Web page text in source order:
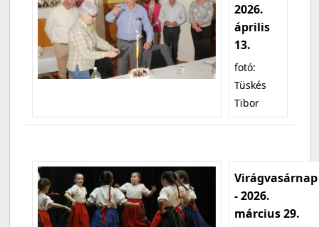
2026.
április
13.
fotó:
Tüskés
Tibor
Virágvasárnap
- 2026.
március 29.